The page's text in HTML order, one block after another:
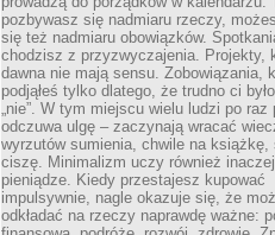
pozbywasz się nadmiaru rzeczy,
się też nadmiaru obowiązków.
chodzisz z przyzwyczajenia. Projekty,
dawna nie mają sensu. Zobowiązania,
podjąłeś tylko dlatego, że trudno ci
„nie”. W tym miejscu wielu ludzi po raz
odczuwa ulgę – zaczynają wracać
wyrzutów sumienia, chwile na książkę,
ciszę. Minimalizm uczy również
pieniądze. Kiedy przestajesz kupować
impulsywnie, nagle okazuje się, że
odkładać na rzeczy naprawdę ważne: